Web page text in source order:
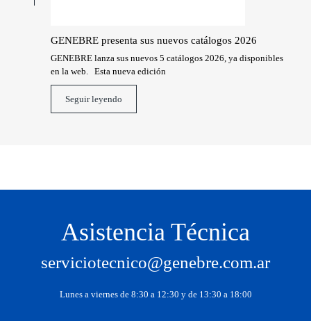
GENEBRE presenta sus nuevos catálogos 2026
GENEBRE lanza sus nuevos 5 catálogos 2026, ya disponibles
en la web. Esta nueva edición
Seguir leyendo
Asistencia Técnica
serviciotecnico@genebre.com.ar
Lunes a viernes de 8:30 a 12:30 y de 13:30 a 18:00